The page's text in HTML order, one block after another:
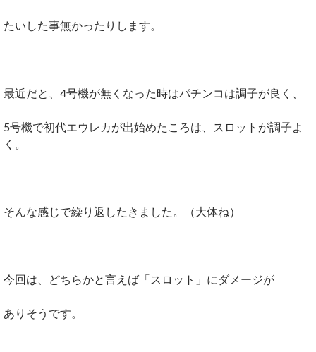
たいした事無かったりします。
最近だと、4号機が無くなった時はパチンコは調子が良く、
5号機で初代エウレカが出始めたころは、スロットが調子よ
く。
そんな感じで繰り返したきました。（大体ね）
今回は、どちらかと言えば「スロット」にダメージが
ありそうです。